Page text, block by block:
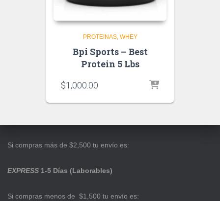
PROTEINAS WHEY
Bpi Sports – Best
Protein 5 Lbs
$1,000.00
Si compras más de $2,500 tu envío es:
EXPRESS 1-5 Días (Laborables)
Si compras menos de $1,500 tu envío es: